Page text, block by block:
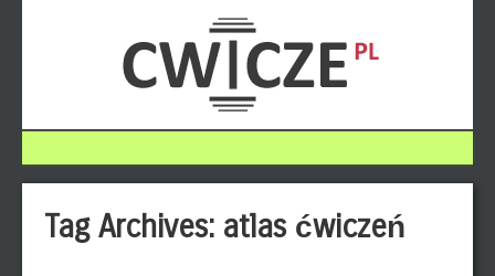
Tag Archives: atlas ćwiczeń